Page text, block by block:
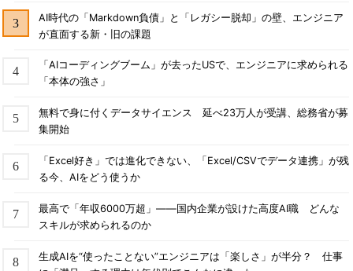
AI時代の「Markdown負債」と「レガシー脱却」の壁、エンジニア
が直面する新・旧の課題
「AIコーディングブーム」が去ったUSで、エンジニアに求められる
「本体の強さ」
無料で身に付くデータサイエンス 延べ23万人が受講、総務省が募
集開始
「Excel好き」では進化できない、「Excel/CSVでデータ連携」が残
る今、AIをどう使うか
最高で「年収6000万超」――国内企業が設けた高度AI職 どんな
スキルが求められるのか
生成AIを“使ったことない”エンジニアは「楽しさ」が半分？ 仕事